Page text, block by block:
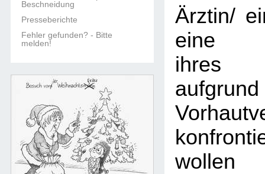
Beschneidung
Presseberichte
Fehler gefunden? - Bitte
melden!
Ärztin/
eine
ihres
wollen